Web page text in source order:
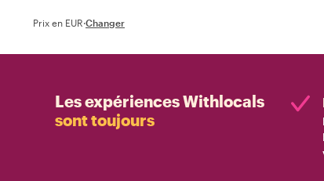
Prix en EUR·Changer
Les expériences Withlocals
sont toujours